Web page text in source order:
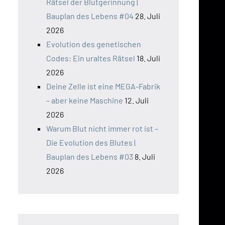
Bauplan des Lebens #04 28. Juli
2026
Evolution des genetischen
Codes: Ein uraltes Rätsel 18. Juli
2026
Deine Zelle ist eine MEGA-Fabrik
– aber keine Maschine 12. Juli
2026
Warum Blut nicht immer rot ist –
Die Evolution des Blutes |
Bauplan des Lebens #03 8. Juli
2026